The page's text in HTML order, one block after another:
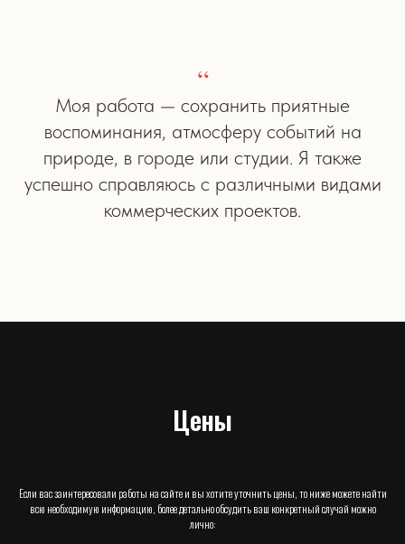
“
Моя работа — сохранить приятные
воспоминания, атмосферу событий на
природе, в городе или студии. Я также
успешно справляюсь с различными видами
коммерческих проектов.
Цены
Если вас заинтересовали работы на сайте и вы хотите уточнить цены, то ниже можете найти
всю необходимую информацию, более детально обсудить ваш конкретный случай можно
лично: